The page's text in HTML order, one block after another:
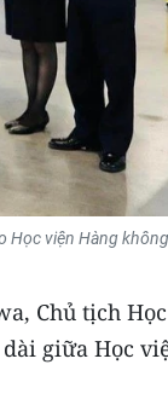
Học viện Hàng
Chủ tịch Học
giữa Học